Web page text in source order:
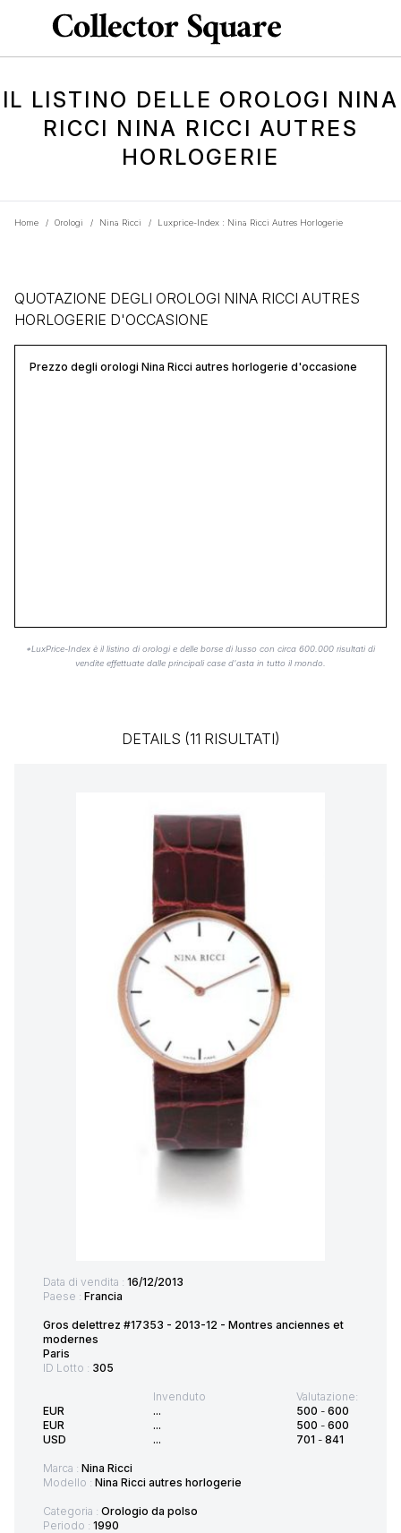
IL LISTINO DELLE OROLOGI NINA
RICCI NINA RICCI AUTRES
HORLOGERIE
Home / Orologi / Nina Ricci / Luxprice-Index : Nina Ricci Autres Horlogerie
QUOTAZIONE DEGLI OROLOGI NINA RICCI AUTRES
HORLOGERIE D'OCCASIONE
Prezzo degli orologi Nina Ricci autres horlogerie d'occasione
*LuxPrice-Index è il listino di orologi e delle borse di lusso con circa 600.000 risultati di
vendite effettuate dalle principali case d'asta in tutto il mondo.
DETAILS (11 RISULTATI)
Data di vendita : 16/12/2013
Paese : Francia
Gros delettrez #17353 - 2013-12 - Montres anciennes et
modernes
Paris
ID Lotto : 305
EUR
EUR
USD
Invenduto
...
...
...
Valutazione:
500 - 600
500 - 600
701 - 841
Marca : Nina Ricci
Modello : Nina Ricci autres horlogerie
Categoria : Orologio da polso
Periodo : 1990